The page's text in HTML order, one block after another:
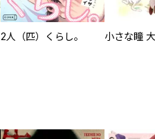
2人（匹）くらし。 小さな瞳